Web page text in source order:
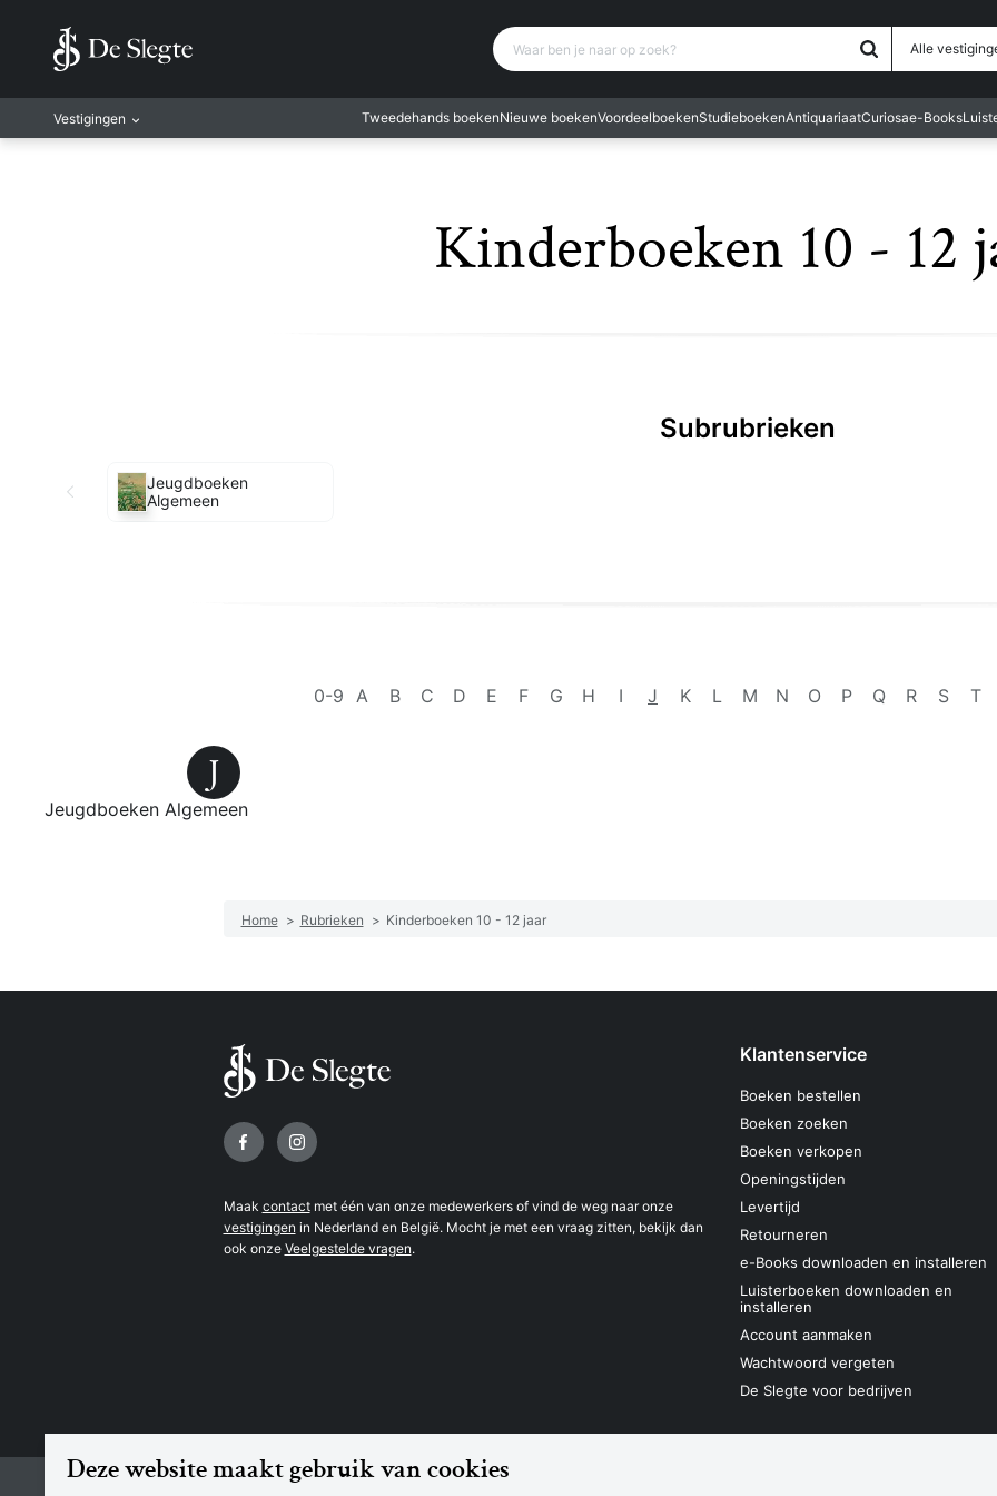
Deze website maakt gebruik van cookies
Alle
Waar ben je naar op zoek?
Tweedehands boekenNieuwe boekenVoordeelboekenStudieboekenAntiquariaatCuriosae-Books
Vestigingen
Kinderboeken 10 - 12
Subrubrieken
Jeugdboeken
Algemeen
0-9 A B C D E F G H I J K L M N O P Q R S T
J
Jeugdboeken Algemeen
Home > Rubrieken > Kinderboeken 10 - 12 jaar
Volg ons op
Maak contactmet één van onze medewerkers of vind de weg naar onze
vestigingen in Nederland en België. Mocht je met een vraag zitten, bekijk dan
ook onze Veelgestelde vragen.
Klantenservice
Boeken bestellen
Boeken zoeken
Boeken verkopen
Openingstijden
Levertijd
Retourneren
e-Books downloaden en installeren
Luisterboeken downloaden en
installeren
Account aanmaken
Wachtwoord vergeten
De Slegte voor bedrijven
© 2026 Boekhandel De Slegte